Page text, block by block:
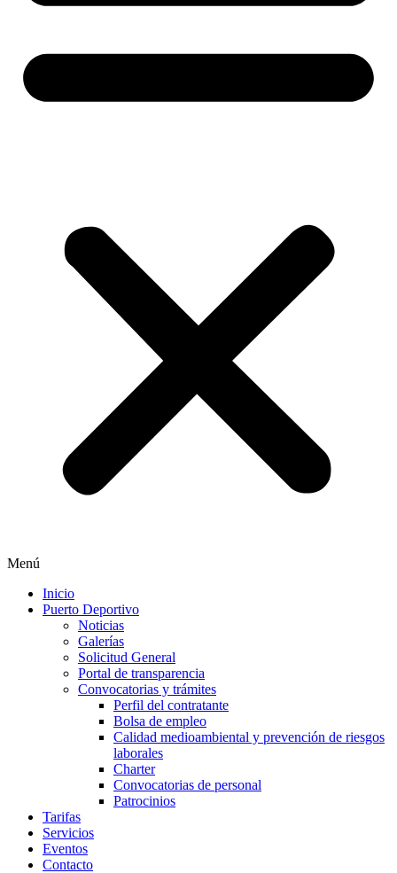
Menú
Inicio
Puerto Deportivo
Noticias
Galerías
Solicitud General
Portal de transparencia
Convocatorias y trámites
Perfil del contratante
Bolsa de empleo
Calidad medioambiental y prevención de riesgos
laborales
Charter
Convocatorias de personal
Patrocinios
Tarifas
Servicios
Eventos
Contacto